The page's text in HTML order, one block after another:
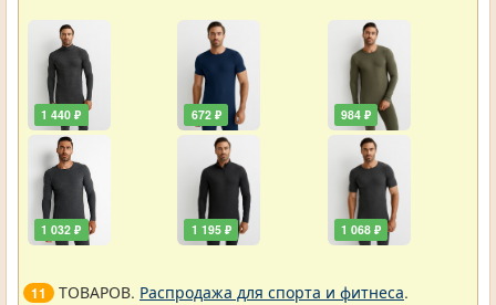
1 440 ₽
1 032 ₽
672 ₽
1 195 ₽
984 ₽
1 068 ₽
11 ТОВАРОВ. Распродажа для спорта и фитнеса.